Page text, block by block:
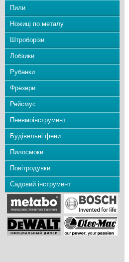
Пили
Ножиці по металу
Штроборізи
Лобзики
Рубанки
Фрезери
Рейсмус
Пневмоінструмент
Будівельні фени
Пилосмоки
Повітродувки
Садовий інструмент